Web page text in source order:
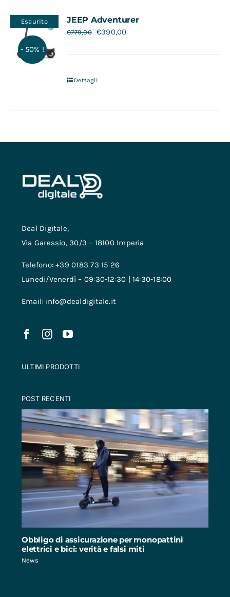
Contatti
Esaurito
- 50% !
JEEP Adventurer
€779,00 €390,00
Dettagli
Deal Digitale,
Via Garessio, 30/3 – 18100 Imperia
Telefono: +39 0183 73 15 26
Lunedi/Venerdì – 09:30-12:30 | 14:30-18:00
Email: info@dealdigitale.it
ULTIMI PRODOTTI
POST RECENTI
Obbligo di assicurazione per monopattini
elettrici e bici: verità e falsi miti
News